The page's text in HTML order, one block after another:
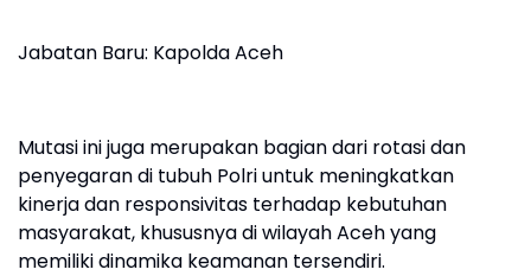
Jabatan Baru: Kapolda Aceh
Mutasi ini juga merupakan bagian dari rotasi dan
penyegaran di tubuh Polri untuk meningkatkan
kinerja dan responsivitas terhadap kebutuhan
masyarakat, khususnya di wilayah Aceh yang
memiliki dinamika keamanan tersendiri.